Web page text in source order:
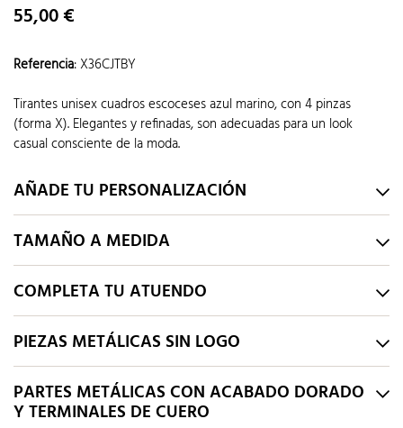
55,00 €
Referencia:X36CJTBY
Tirantes unisex cuadros escoceses azul marino, con 4 pinzas
(forma X). Elegantes y refinadas, son adecuadas para un look
casual consciente de la moda.
AÑADE TU PERSONALIZACIÓN
TAMAÑO A MEDIDA
COMPLETA TU ATUENDO
PIEZAS METÁLICAS SIN LOGO
PARTES METÁLICAS CON ACABADO DORADO
Y TERMINALES DE CUERO